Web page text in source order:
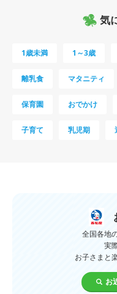
気
1歳未満 1～3歳
離乳食 マタニティ
保育園 おでかけ
子育て 乳児期
お
遊ぶ 夏
あせ
全国各地
実
お子さまと
お